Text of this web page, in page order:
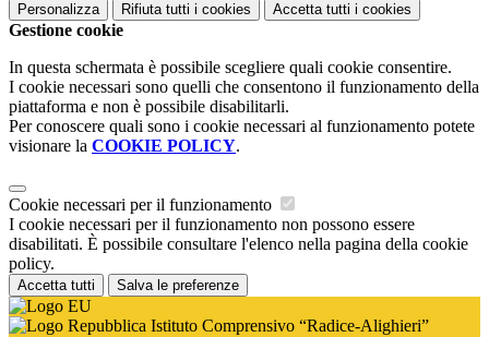
Personalizza Rifiuta tutti i cookies Accetta tutti i cookies
Gestione cookie
In questa schermata è possibile scegliere quali cookie consentire.
I cookie necessari sono quelli che consentono il funzionamento della
piattaforma e non è possibile disabilitarli.
Per conoscere quali sono i cookie necessari al funzionamento potete
visionare la COOKIE POLICY.
Cookie necessari per il funzionamento
I cookie necessari per il funzionamento non possono essere
disabilitati. È possibile consultare l'elenco nella pagina della cookie
policy.
Accetta tutti Salva le preferenze
Istituto Comprensivo “Radice-Alighieri”